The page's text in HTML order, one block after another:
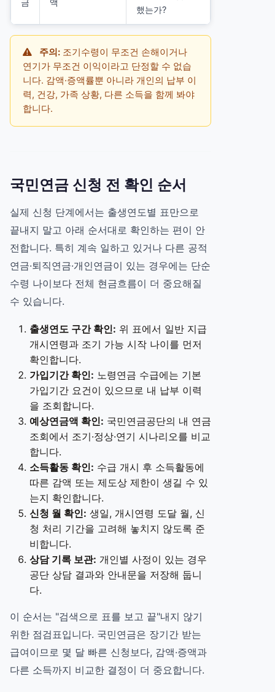
금 액
했는가?
주의: 조기수령이 무조건 손해이거나
연기가 무조건 이익이라고 단정할 수 없습
니다. 감액·증액률뿐 아니라 개인의 납부 이
력, 건강, 가족 상황, 다른 소득을 함께 봐야
합니다.
국민연금 신청 전 확인 순서
실제 신청 단계에서는 출생연도별 표만으로
끝내지 말고 아래 순서대로 확인하는 편이 안
전합니다. 특히 계속 일하고 있거나 다른 공적
연금·퇴직연금·개인연금이 있는 경우에는 단순
수령 나이보다 전체 현금흐름이 더 중요해질
수 있습니다.
출생연도 구간 확인: 위 표에서 일반 지급
개시연령과 조기 가능 시작 나이를 먼저
확인합니다.
가입기간 확인: 노령연금 수급에는 기본
가입기간 요건이 있으므로 내 납부 이력
을 조회합니다.
예상연금액 확인: 국민연금공단의 내 연금
조회에서 조기·정상·연기 시나리오를 비교
합니다.
소득활동 확인: 수급 개시 후 소득활동에
따른 감액 또는 제도상 제한이 생길 수 있
는지 확인합니다.
신청 월 확인: 생일, 개시연령 도달 월, 신
청 처리 기간을 고려해 놓치지 않도록 준
비합니다.
상담 기록 보관: 개인별 사정이 있는 경우
공단 상담 결과와 안내문을 저장해 둡니
다.
이 순서는 "검색으로 표를 보고 끝"내지 않기
위한 점검표입니다. 국민연금은 장기간 받는
급여이므로 몇 달 빠른 신청보다, 감액·증액과
다른 소득까지 비교한 결정이 더 중요합니다.